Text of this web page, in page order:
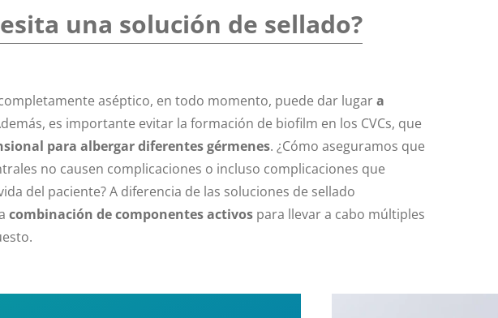
una solución de sellado?
aséptico, en todo momento, puede dar lugara
es importante evitar la formación de biofilm en los CVCs, que
para albergar diferentes gérmenes. ¿Cómo aseguramos que
no causen complicaciones o incluso complicaciones que
del paciente? A diferencia de las soluciones de sellado
combinación de componentes activos para llevar a cabo múltiples